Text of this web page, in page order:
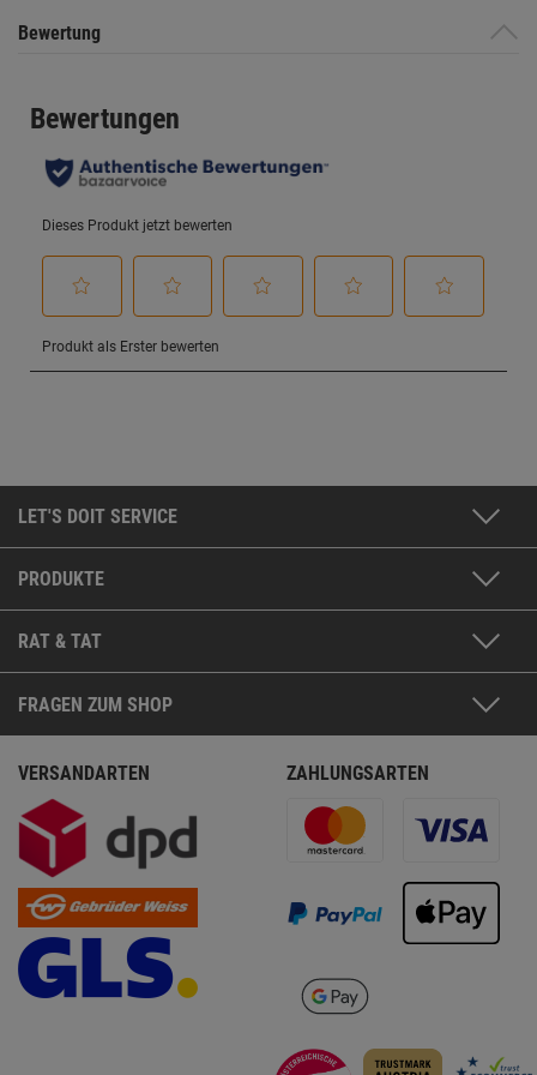
Bewertung
LET'S DOIT SERVICE
PRODUKTE
RAT & TAT
FRAGEN ZUM SHOP
VERSANDARTEN ZAHLUNGSARTEN